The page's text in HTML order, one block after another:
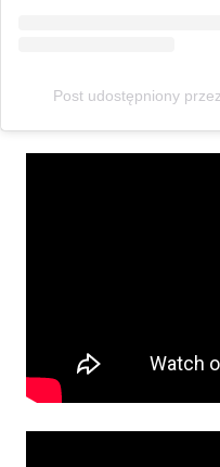
Post udostępniony